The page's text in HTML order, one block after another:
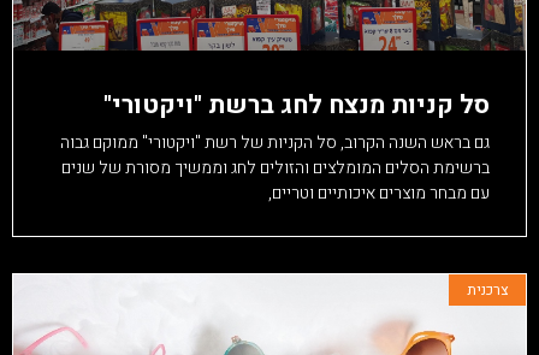
סל קניות מנצח לחג ברשת "ויקטורי"
גם בראש השנה הקרוב, סל הקניות של רשת "ויקטורי" ממוקם גבוה
ברשימת הסלים המומלצים והזולים לחג וממשיך מסורת של שנים
עם מבחר מוצרים איכותיים וטריים,
צרכנית